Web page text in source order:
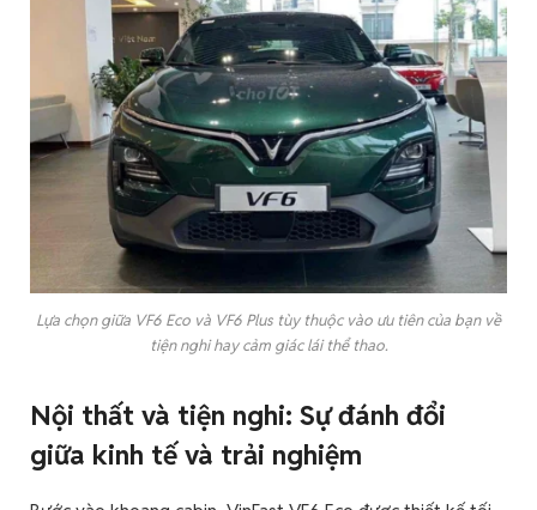
Lựa chọn giữa VF6 Eco và VF6 Plus tùy thuộc vào ưu tiên của bạn về
tiện nghi hay cảm giác lái thể thao.
Nội thất và tiện nghi: Sự đánh đổi
giữa kinh tế và trải nghiệm